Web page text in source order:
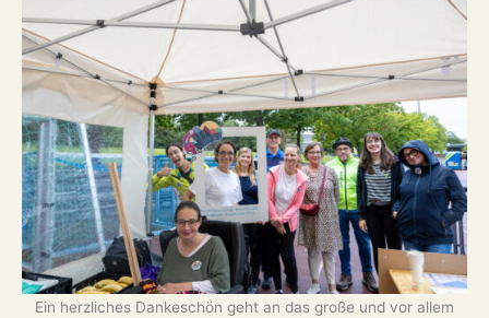
Ein herzliches Dankeschön geht an das große und vor allem